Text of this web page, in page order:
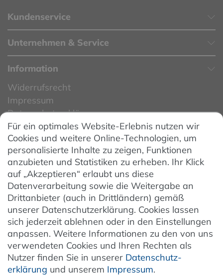
Kundenservice
Unternehmen & Service
Information
Widerrufsrecht
Impressum
Datenschutzerklärung
Datenschutzeinstellungen
AGB
Barrierefreiheit
Hinweise zur Batterieentsorgung
Entsorgung von Elektro-Altgeräten
Vertrag widerrufen
Newsletter
Jetzt anmelden
Für ein optimales Website-Erlebnis nutzen wir
Cookies und weitere Online-Technologien, um
personalisierte Inhalte zu zeigen, Funktionen
anzubieten und Statistiken zu erheben. Ihr Klick
auf „Akzeptieren“ erlaubt uns diese
Datenverarbeitung sowie die Weitergabe an
Drittanbieter (auch in Drittländern) gemäß
unserer Datenschutzerklärung. Cookies lassen
sich jederzeit ablehnen oder in den Einstellungen
anpassen. Weitere Informationen zu den von uns
verwendeten Cookies und Ihren Rechten als
Nutzer finden Sie in unserer Daten­schutz­
erklärung und unserem Impressum.